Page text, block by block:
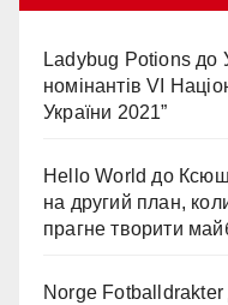
Ladybug Potions до
номінантів VI
України 2021”
Hello World до
на другий план,
прагне творити
Norge Fotballdrakter